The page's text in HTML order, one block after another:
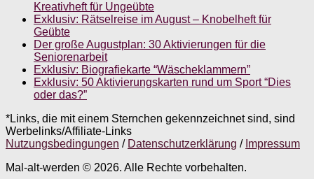
Kreativheft für Ungeübte
Exklusiv: Rätselreise im August – Knobelheft für
Geübte
Der große Augustplan: 30 Aktivierungen für die
Seniorenarbeit
Exklusiv: Biografiekarte “Wäscheklammern”
Exklusiv: 50 Aktivierungskarten rund um Sport “Dies
oder das?”
*Links, die mit einem Sternchen gekennzeichnet sind, sind
Werbelinks/Affiliate-Links
Nutzungsbedingungen / Datenschutzerklärung / Impressum
Mal-alt-werden © 2026. Alle Rechte vorbehalten.